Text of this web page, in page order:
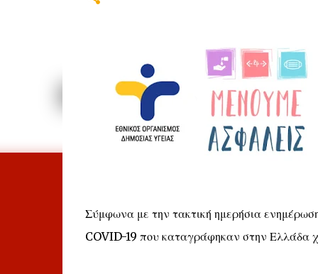
Σύμφωνα με την τακτική ημερήσια
COVID-19 που καταγράφηκαν στην Ελλάδα